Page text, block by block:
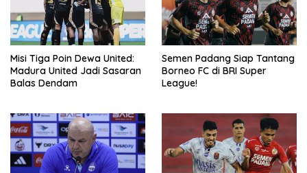
Misi Tiga Poin Dewa United:
Madura United Jadi Sasaran
Balas Dendam
Semen Padang Siap Tantang
Borneo FC di BRI Super
League!